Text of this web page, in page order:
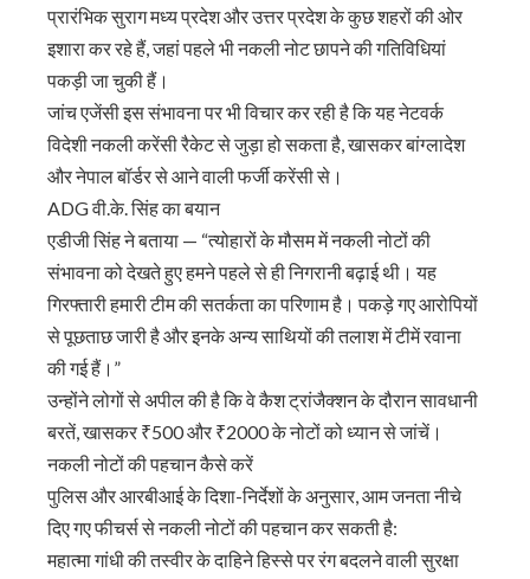
प्रारंभिक सुराग मध्य प्रदेश और उत्तर प्रदेश के कुछ शहरों की ओर
इशारा कर रहे हैं, जहां पहले भी नकली नोट छापने की गतिविधियां
पकड़ी जा चुकी हैं।
जांच एजेंसी इस संभावना पर भी विचार कर रही है कि यह नेटवर्क
विदेशी नकली करेंसी रैकेट से जुड़ा हो सकता है, खासकर बांग्लादेश
और नेपाल बॉर्डर से आने वाली फर्जी करेंसी से।
ADG वी.के. सिंह का बयान
एडीजी सिंह ने बताया — “त्योहारों के मौसम में नकली नोटों की
संभावना को देखते हुए हमने पहले से ही निगरानी बढ़ाई थी। यह
गिरफ्तारी हमारी टीम की सतर्कता का परिणाम है। पकड़े गए आरोपियों
से पूछताछ जारी है और इनके अन्य साथियों की तलाश में टीमें रवाना
की गई हैं।”
उन्होंने लोगों से अपील की है कि वे कैश ट्रांजैक्शन के दौरान सावधानी
बरतें, खासकर ₹500 और ₹2000 के नोटों को ध्यान से जांचें।
नकली नोटों की पहचान कैसे करें
पुलिस और आरबीआई के दिशा-निर्देशों के अनुसार, आम जनता नीचे
दिए गए फीचर्स से नकली नोटों की पहचान कर सकती है:
महात्मा गांधी की तस्वीर के दाहिने हिस्से पर रंग बदलने वाली सुरक्षा